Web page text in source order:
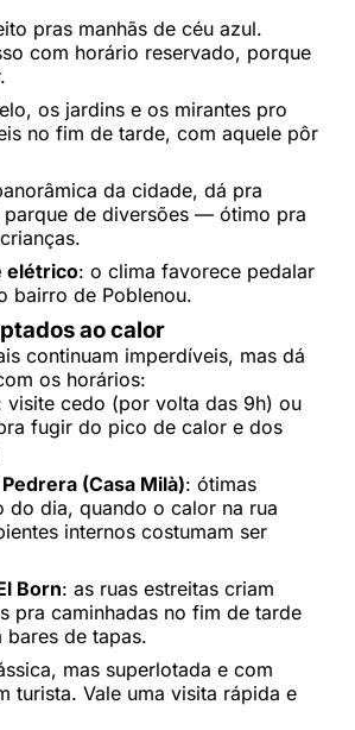
pras manhãs de céu azul.
com horário reservado, porque
os jardins e os mirantes pro
no fim de tarde, com aquele pôr
da cidade, dá pra
de diversões — ótimo pra
elétrico: o clima favorece pedalar
bairro de Poblenou.
ao calor
continuam imperdíveis, mas dá
os horários:
visite cedo (por volta das 9h) ou
fugir do pico de calor e dos
(Casa Milà): ótimas
do dia, quando o calor na rua
internos costumam ser
Born: as ruas estreitas criam
pra caminhadas no fim de tarde
bares de tapas.
mas superlotada e com
turista. Vale uma visita rápida e